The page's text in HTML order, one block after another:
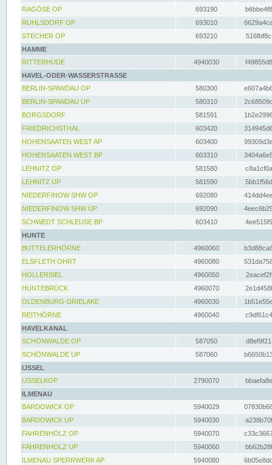
RAGÖSE OP
693190
RUHLSDORF OP
693010
STECHER OP
693210
HAMME
RITTERHUDE
4940030
HAVEL-ODER-WASSERSTRASSE
BERLIN-SPANDAU OP
580300
BERLIN-SPANDAU UP
580310
BORGSDORF
581591
FRIEDRICHSTHAL
603420
HOHENSAATEN WEST AP
603400
HOHENSAATEN WEST BP
603310
LEHNITZ OP
581580
LEHNITZ UP
581590
NIEDERFINOW SHW OP
692080
NIEDERFINOW SHW UP
692090
SCHWEDT SCHLEUSE BP
603410
HUNTE
BUTTELERHÖRNE
4960060
ELSFLETH OHRT
4960080
HOLLERSIEL
4960050
HUNTEBRÜCK
4960070
OLDENBURG-DRIELAKE
4960030
REITHÖRNE
4960040
HAVELKANAL
SCHÖNWALDE OP
587050
SCHÖNWALDE UP
587060
IJSSEL
IJSSELKOP
2790070
ILMENAU
BARDOWICK OP
5940029
BARDOWICK UP
5940030
FAHRENHOLZ OP
5940070
FAHRENHOLZ UP
5940060
ILMENAU SPERRWERK AP
5940080